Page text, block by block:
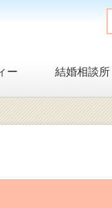
ー 結婚相談所